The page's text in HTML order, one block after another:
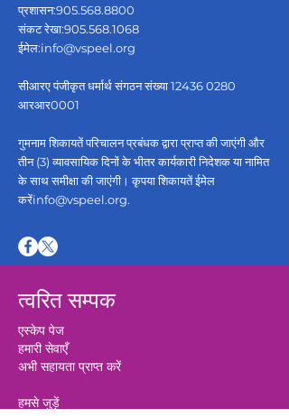
प्रशासन:905.568.8800
संकट रेखा:905.568.1068
ईमेल:info@vspeel.org
सीआरए पंजीकृत धर्मार्थ संगठन संख्या12436 0280
आरआर0001
गुमनाम शिकायतें परिचालन प्रबंधक द्वारा प्राप्त की जाएंगी और
तीन (3) व्यावसायिक दिनों के भीतर कार्यकारी निदेशक या नामित
के साथ समीक्षा की जाएंगी। कृपया शिकायतें ईमेल
करेंinfo@vspeel.org.
त्वरित सम्पक
एस्केप पेज
हमारी सेवाएँ
अभी सहायता प्राप्त करें
हमसे जुड़ें